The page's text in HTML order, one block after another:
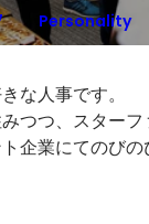
Personality
な人事です。
つつ、スターフ
企業にてのびの